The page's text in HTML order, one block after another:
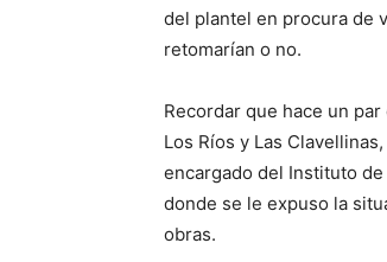
del plantel en procura de
retomarían o no.
Recordar que hace un
Los Ríos y Las
encargado del Instituto
donde se le expuso la
obras.